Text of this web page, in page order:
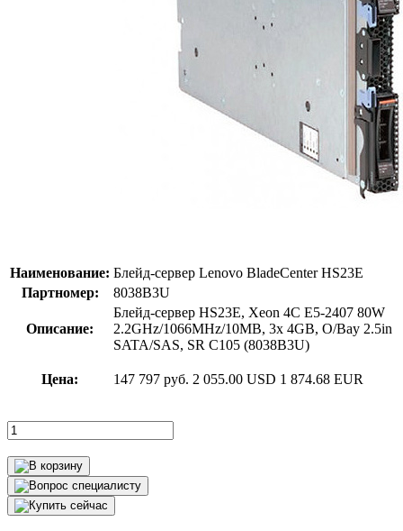
Наименование: Блейд-сервер Lenovo BladeCenter HS23E
Партномер:
8038B3U
Описание:
Блейд-сервер HS23E, Xeon 4C E5-2407 80W
2.2GHz/1066MHz/10MB, 3x 4GB, O/Bay 2.5in
SATA/SAS, SR C105 (8038B3U)
Цена: 147 797 руб. 2 055.00 USD 1 874.68 EUR